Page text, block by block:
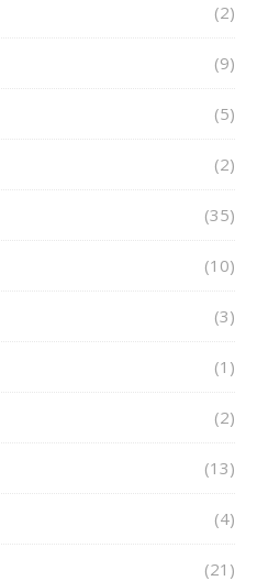
(2)
(9)
(5)
(2)
(35)
(10)
(3)
(1)
(2)
(13)
(4)
(21)